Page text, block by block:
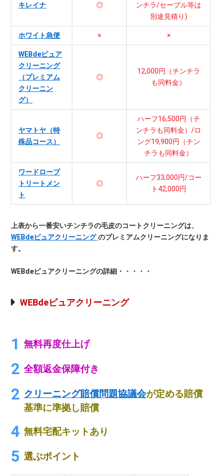
キレイナ ◎
ンチラ/セーブル等は
別途見積り)
ホワイト急便 × ×
WEBdeピュア
クリーニング
（プレミアム
クリーニン
グ）
◎
12,000円（チンチラ
も同料金）
ヤマトヤ（特
殊品コース）
◎
ハーフ16,500円（チ
ンチラも同料金）/ロ
ング19,900円（チン
チラも同料金）
ワードローブ
トリートメン
ト
◎
ハーフ33,000円/コー
ト42,000円
上表から一番安いチンチラの毛皮のコートクリーニングは、
WEBdeピュアクリーニング のプレミアムクリーニングになりま
す。
WEBdeピュアクリーニングの詳細・・・・・
WEBdeピュアクリーニング
無料再度仕上げ
全額返金保障付き
クリーニング賠償問題協議会が定める賠償
基準に準拠し賠償
無料宅配キットあり
選ぶポイント